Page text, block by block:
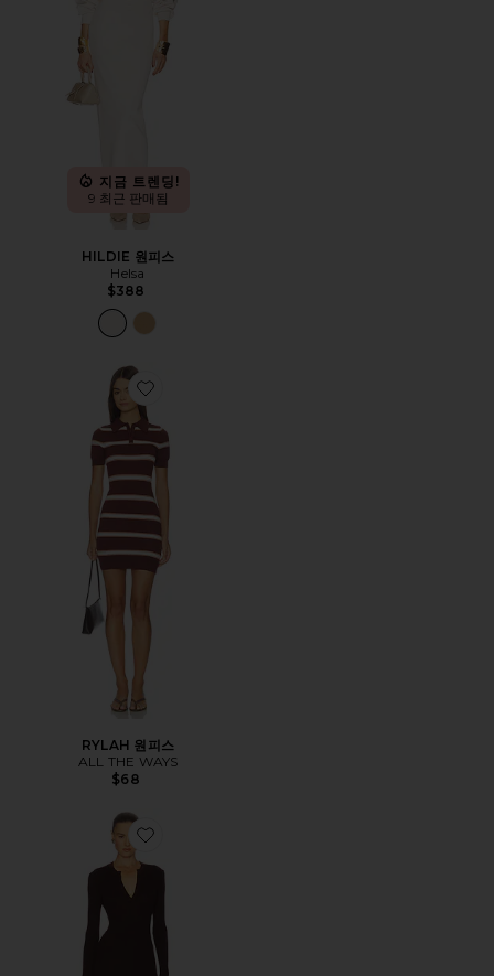
지금 트렌딩!
9 최근 판매됨
HILDIE 원피스
Helsa
$388
Favorite RYLAH 원피스
RYLAH 원피스
ALL THE WAYS
$68
Favorite HATTIE 미디 원피스